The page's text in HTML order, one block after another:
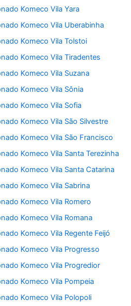
Komeco Vila Yara
Komeco Vila Uberabinha
Komeco Vila Tolstoi
Komeco Vila Tiradentes
Komeco Vila Suzana
Komeco Vila Sônia
Komeco Vila Sofia
Komeco Vila São Silvestre
Komeco Vila São Francisco
Komeco Vila Santa Terezinha
Komeco Vila Santa Catarina
Komeco Vila Sabrina
Komeco Vila Romero
Komeco Vila Romana
Komeco Vila Regente Feijó
Komeco Vila Progresso
Komeco Vila Progredior
Komeco Vila Pompeia
Komeco Vila Polopoli